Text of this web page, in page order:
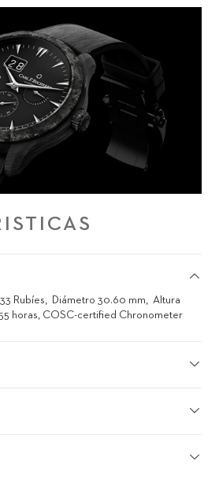
33 Rubíes Diámetro 30.60 mm
Altura
horas, COSC-certified Chronometer